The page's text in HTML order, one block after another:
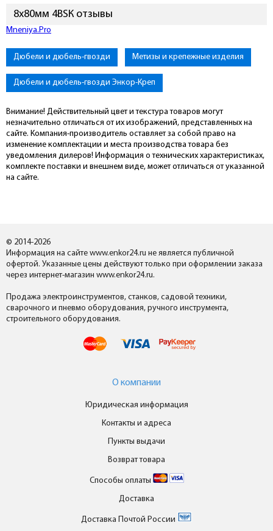
8х80мм 4ВSК отзывы
Mneniya.Pro
Дюбели и дюбель-гвозди Метизы и крепежные изделия
Дюбели и дюбель-гвозди Энкор-Креп
Внимание! Действительный цвет и текстура товаров могут
незначительно отличаться от их изображений, представленных на
сайте. Компания-производитель оставляет за собой право на
изменение комплектации и места производства товара без
уведомления дилеров! Информация о технических характеристиках,
комплекте поставки и внешнем виде, может отличаться от указанной
на сайте.
© 2014-2026
Информация на сайте www.enkor24.ru не является публичной
офертой. Указанные цены действуют только при оформлении заказа
через интернет-магазин www.enkor24.ru.
Продажа электроинструментов, станков, садовой техники,
сварочного и пневмо оборудования, ручного инструмента,
строительного оборудования.
О компании
Юридическая информация
Контакты и адреса
Пункты выдачи
Возврат товара
Способы оплаты
Доставка
Доставка Почтой России